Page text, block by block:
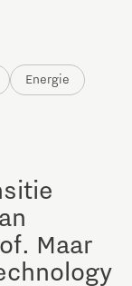
Energie
Maar